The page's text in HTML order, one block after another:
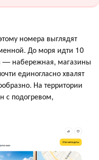
номера выглядят
До моря идти 10
набережная, магазины
единогласно хвалят
На территории
с подогревом,